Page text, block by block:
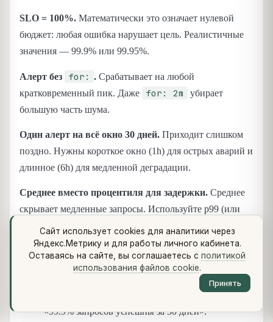
SLO = 100%. Математически это означает нулевой
бюджет: любая ошибка нарушает цель. Реалистичные
значения — 99.9% или 99.95%.
Алерт без for: . Срабатывает на любой
кратковременный пик. Даже
for: 2m
убирает
большую часть шума.
Один алерт на всё окно 30 дней. Приходит слишком
поздно. Нужны короткое окно (1h) для острых аварий и
длинное (6h) для медленной деградации.
Среднее вместо процентиля для задержки. Среднее
скрывает медленные запросы. Используйте p99 (или
Коротко
SLO — это обещание уровня сервиса в цифрах:
«99.9% запросов успешны за 30 дней».
Сайт использует cookies для аналитики через
Яндекс.Метрику и для работы личного кабинета.
Оставаясь на сайте, вы соглашаетесь с политикой
использования файлов cookie.
Принять